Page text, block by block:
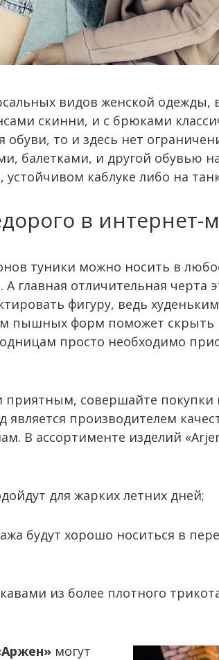
видов женской одежды,
скинни, и с брюками
то и здесь нет
балетками, и другой обувью
каблуке либо на
в интернет-
туники можно носить в
отличительная черта
фигуру, ведь
пышных форм поможет
просто необходимо
совершайте покупки
является производителем
В ассортименте изделий
для жарких летних дней;
будут хорошо носиться в
из более плотного
могут